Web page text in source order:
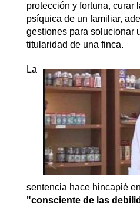
protección y fortuna, curar
psíquica de un familiar,
gestiones para solucionar
titularidad de una finca.
La
sentencia hace hincapié
"consciente de las